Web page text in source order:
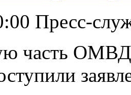
Пресс-
часть ОМВД